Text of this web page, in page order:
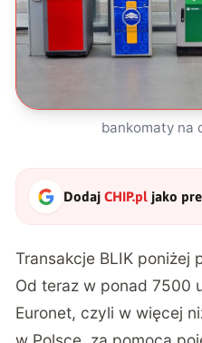
bankomaty na
DodajCHIP.pl jako
Transakcje BLIK poniżej
Od teraz w ponad 7500
Euronet, czyli w więcej